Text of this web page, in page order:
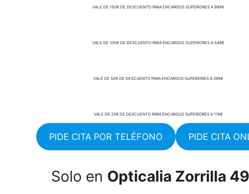
VALE DE 150€ DE DESCUENTO PARA ENCARGOS SUPERIORES A 999€
VALE DE 100€ DE DESCUENTO PARA ENCARGOS SUPERIORES A 549€
VALE DE 50€ DE DESCUENTO PARA ENCARGOS SUPERIORES A 399€
VALE DE 20€ DE DESCUENTO PARA ENCARGOS SUPERIORES A 119€
PIDE CITA POR TELÉFONO PIDE CITA
Solo en Opticalia Zorrilla 49